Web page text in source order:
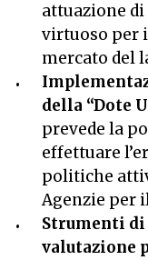
attuazione
virtuoso per
mercato del
della “Dote
prevede la
effettuare
politiche
Agenzie per
Strumenti
valutazione